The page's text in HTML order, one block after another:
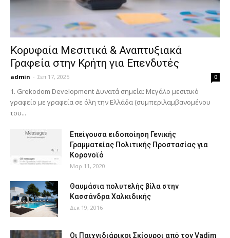
Κορυφαία Μεσιτικά & Αναπτυξιακά
Γραφεία στην Κρήτη για Επενδυτές
admin - Σεπ 17, 2025 0
1. Grekodom Development Δυνατά σημεία: Μεγάλο μεσιτικό
γραφείο με γραφεία σε όλη την Ελλάδα (συμπεριλαμβανομένου
του...
Επείγουσα ειδοποίηση Γενικής
Γραμματείας Πολιτικής Προστασίας για
Κορονοϊό
Μαρ 11, 2020
Θαυμάσια πολυτελής βίλα στην
Κασσάνδρα Χαλκιδικής
Δεκ 19, 2016
Οι Παιχνιδιάρικοι Σκίουροι από τον Vadim